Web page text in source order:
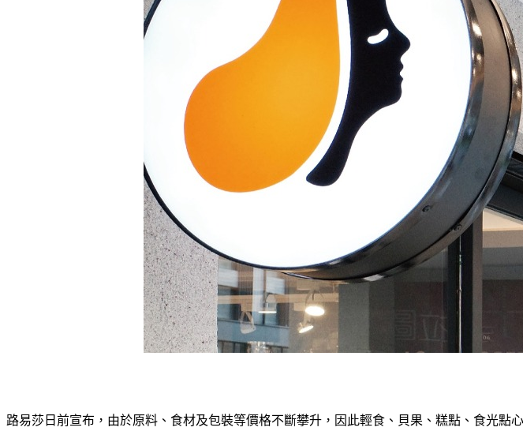
路易莎日前宣布，由於原料、食材及包裝等價格不斷攀升，因此輕食、貝果、糕點、食光